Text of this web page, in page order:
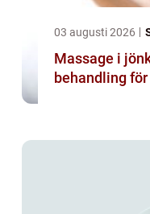
03 augusti 2026
Massage i jönköping så
behandling